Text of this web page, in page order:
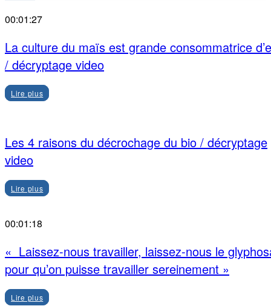
00:01:27
La culture du maïs est grande consommatrice
/ décryptage video
Lire plus
Les 4 raisons du décrochage du bio / décryptage
video
Lire plus
00:01:18
« Laissez-nous travailler, laissez-nous le
pour qu’on puisse travailler sereinement »
Lire plus